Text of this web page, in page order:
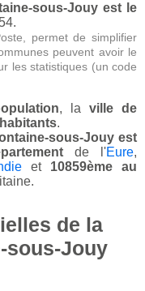
sous-Jouy est le
permet de simplifier
peuvent avoir le
les statistiques (un code
, laville de
.
sous-Jouy est
de l'Eure,
et 10859ème au
de la
sous-Jouy